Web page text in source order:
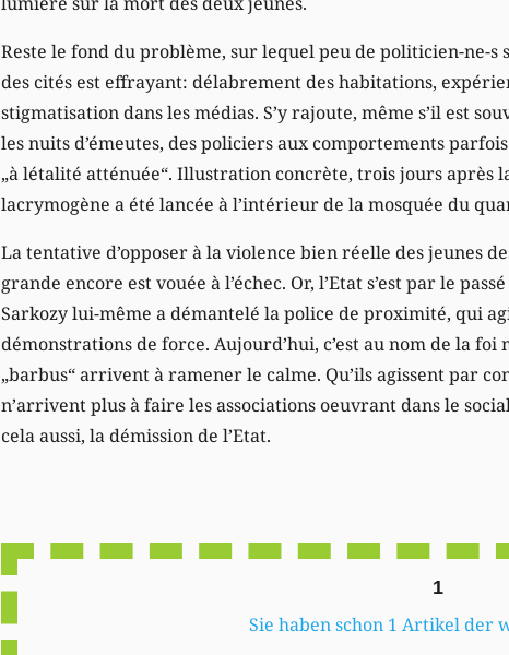
Reste le fond du problème, sur lequel peu de politicien-ne-s
des cités est effrayant: délabrement des habitations,
stigmatisation dans les médias. S’y rajoute, même s’il est
les nuits d’émeutes, des policiers aux comportements
„à létalité atténuée“. Illustration concrète, trois jours après
lacrymogène a été lancée à l’intérieur de la mosquée du
La tentative d’opposer à la violence bien réelle des jeunes
grande encore est vouée à l’échec. Or, l’Etat s’est par le
Sarkozy lui-même a démantelé la police de proximité, qui
démonstrations de force. Aujourd’hui, c’est au nom de la foi
„barbus“ arrivent à ramener le calme. Qu’ils agissent par
n’arrivent plus à faire les associations oeuvrant dans le
cela aussi, la démission de l’Etat.
1
Sie haben schon 1 Artikel der